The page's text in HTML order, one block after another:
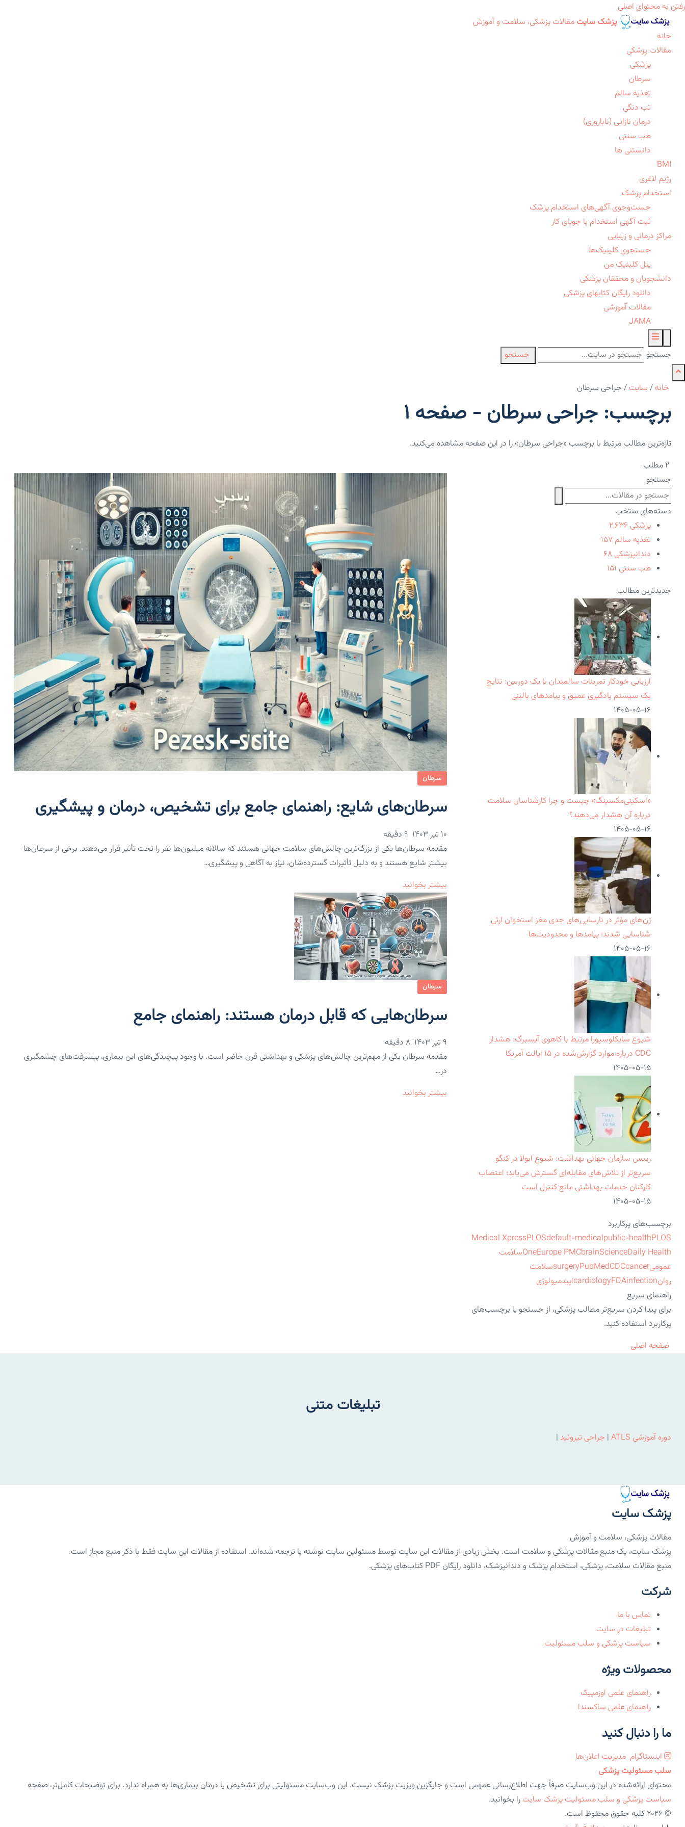
رفتن به محتوای اصلی
پزشک سایت مقالات پزشکی، سلامت و آموزش
خانه
مقالات پزشکی
پزشکی
سرطان
تغذیه سالم
تب دنگی
درمان نازایی (ناباروری)
طب سنتی
دانستنی ها
BMI
رژیم لاغری
استخدام پزشک
جست‌وجوی آگهی‌های استخدام پزشک
ثبت آگهی استخدام یا جویای کار
مراکز درمانی و زیبایی
جستجوی کلینیک‌ها
پنل کلینیک من
دانشجویان و محققان پزشکی
دانلود رایگان کتابهای پزشکی
مقالات آموزشی
JAMA
جستجو جستجو
خانه / سایت / جراحی سرطان
برچسب: جراحی سرطان - صفحه 1
تازه‌ترین مطالب مرتبط با برچسب «جراحی سرطان» را در این صفحه مشاهده می‌کنید.
۲ مطلب
سرطان
سرطان‌های شایع: راهنمای جامع برای تشخیص، درمان و پیشگیری
۱۰ تیر ۱۴۰۳
مقدمه سرطان‌ها یکی از بزرگ‌ترین چالش‌های سلامت جهانی هستند که سالانه میلیون‌ها نفر را تحت تأثیر قرار می‌دهند. برخی از سرطان‌ها
بیشتر شایع هستند و به دلیل تأثیرات گسترده‌شان، نیاز به آگاهی و پیشگیری…
بیشتر بخوانید
سرطان
سرطان‌هایی که قابل درمان هستند: راهنمای جامع
۹ تیر ۱۴۰۳
مقدمه سرطان یکی از مهم‌ترین چالش‌های پزشکی و بهداشتی قرن حاضر است. با وجود پیچیدگی‌های این بیماری، پیشرفت‌های چشمگیری
در…
بیشتر بخوانید
جستجو
دسته‌های منتخب
پزشکی ۲,۶۳۶
تغذیه سالم ۱۵۷
دندانپزشکی ۶۸
طب سنتی ۱۵۱
جدیدترین مطالب
ارزیابی خودکار تمرینات سالمندان با یک دوربین: نتایج
یک سیستم یادگیری عمیق و پیامدهای بالینی
۱۴۰۵-۰۵-۱۶
«اسکینی‌مکسینگ» چیست و چرا کارشناسان سلامت
درباره آن هشدار می‌دهند؟
۱۴۰۵-۰۵-۱۶
ژن‌های مؤثر در نارسایی‌های جدی مغز استخوان ارثی
شناسایی شدند؛ پیامدها و محدودیت‌ها
۱۴۰۵-۰۵-۱۶
شیوع سایکلوسپورا مرتبط با کاهوی آیسبرگ: هشدار
CDC درباره موارد گزارش‌شده در ۱۵ ایالت آمریکا
۱۴۰۵-۰۵-۱۵
رییس سازمان جهانی بهداشت: شیوع ابولا در کنگو
سریع‌تر از تلاش‌های مقابله‌ای گسترش می‌یابد؛ اعتصاب
کارکنان خدمات بهداشتی مانع کنترل است
۱۴۰۵-۰۵-۱۵
برچسب‌های پرکاربرد
Medical XpressPLOSdefault-medicalpublic-healthPLOS
OneEurope PMCbrainScienceDaily Health
سلامت
عمومی
surgeryPubMedCDCcancer
سلامت
روان
cardiologyFDAinfection
اپیدمیولوژی
راهنمای سریع
برای پیدا کردن سریع‌تر مطالب پزشکی، از جستجو یا برچسب‌های
پرکاربرد استفاده کنید.
صفحه اصلی
تبلیغات متنی
دوره آموزشی ATLS | جراحی تیروئید |
پزشک سایت
مقالات پزشکی، سلامت و آموزش
پزشک سایت، یک منبع مقالات پزشکی و سلامت است. بخش زیادی از مقالات این سایت توسط مسئولین سایت نوشته یا ترجمه شده‌اند. استفاده از مقالات این سایت فقط با ذکر منبع مجاز است.
منبع مقالات سلامت، پزشکی، استخدام پزشک و دندانپزشک، دانلود رایگان PDF کتاب‌های پزشکی.
شرکت
تماس با ما
تبلیغات در سایت
سیاست پزشکی و سلب مسئولیت
محصولات ویژه
راهنمای علمی اوزمپیک
راهنمای علمی ساکسندا
ما را دنبال کنید
اینستاگرام مدیریت اعلان‌ها
سلب مسئولیت پزشکی
محتوای ارائه‌شده در این وب‌سایت صرفاً جهت اطلاع‌رسانی عمومی است و جایگزین ویزیت پزشک نیست. این وب‌سایت مسئولیتی برای تشخیص یا درمان بیماری‌ها به همراه ندارد. برای توضیحات کامل‌تر، صفحه
سیاست پزشکی و سلب مسئولیت پزشک سایت را بخوانید.
© 2026 کلیه حقوق محفوظ است.